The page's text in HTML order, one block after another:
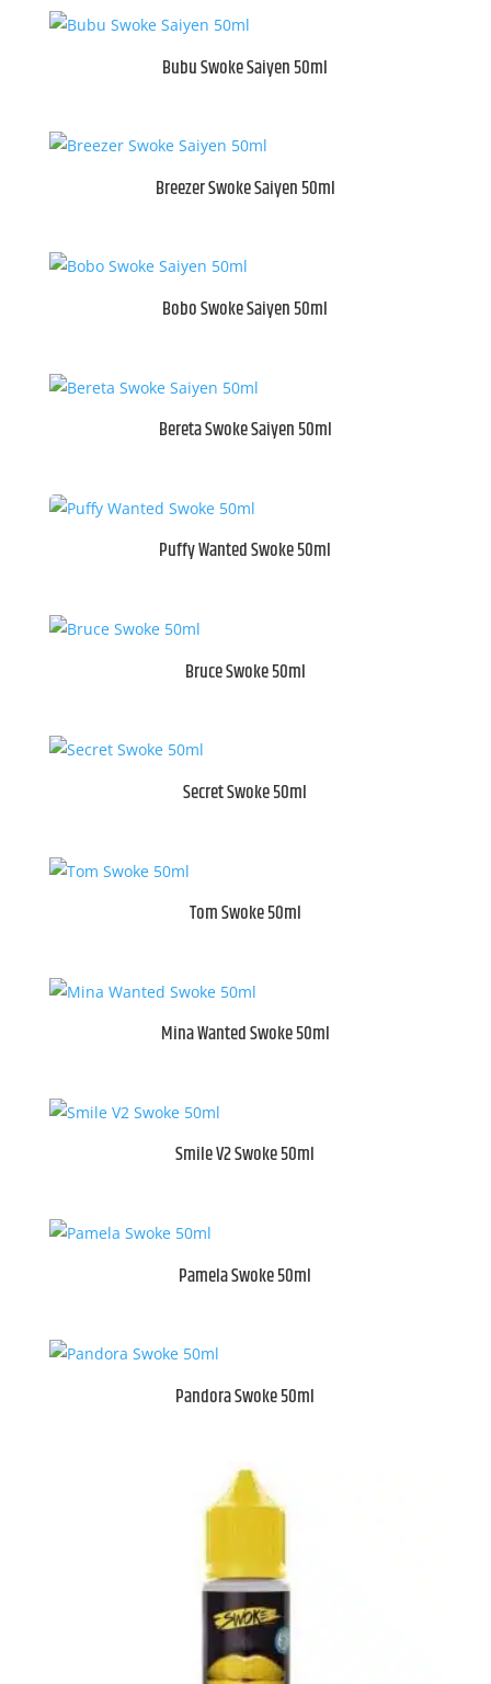
Bubu Swoke Saiyen 50ml
Breezer Swoke Saiyen 50ml
Bobo Swoke Saiyen 50ml
Bereta Swoke Saiyen 50ml
Puffy Wanted Swoke 50ml
Bruce Swoke 50ml
Secret Swoke 50ml
Tom Swoke 50ml
Mina Wanted Swoke 50ml
Smile V2 Swoke 50ml
Pamela Swoke 50ml
Pandora Swoke 50ml